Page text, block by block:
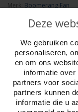
Merk: Boomerang Fan
Aantal
Deze
We gebruiken
personaliseren,
en om ons
informatie
partners voor
partners kunnen
informatie die u